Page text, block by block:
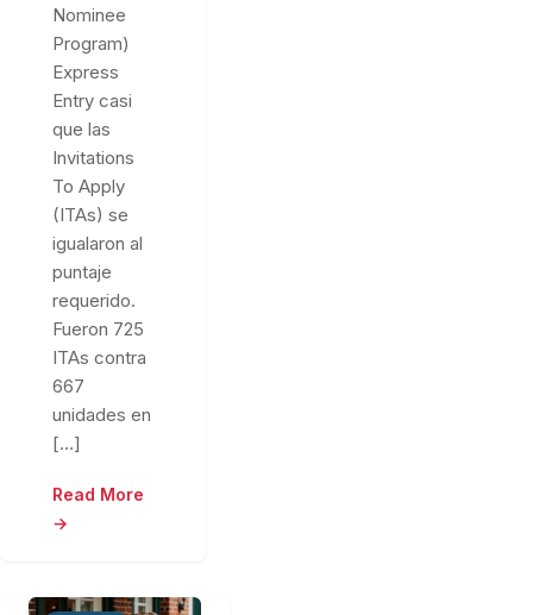
Nominee
Program)
Express
Entry casi
que las
Invitations
To Apply
(ITAs) se
igualaron al
puntaje
requerido.
Fueron 725
ITAs contra
667
unidades en
[…]
Read More
→